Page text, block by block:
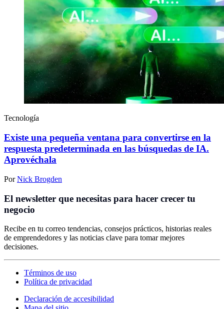
Tecnología
Existe una pequeña ventana para convertirse en la
respuesta predeterminada en las búsquedas de IA.
Aprovéchala
PorNick Brogden
El newsletter que necesitas para hacer crecer tu
negocio
Recibe en tu correo tendencias, consejos prácticos, historias reales
de emprendedores y las noticias clave para tomar mejores
decisiones.
Términos de uso
Política de privacidad
Declaración de accesibilidad